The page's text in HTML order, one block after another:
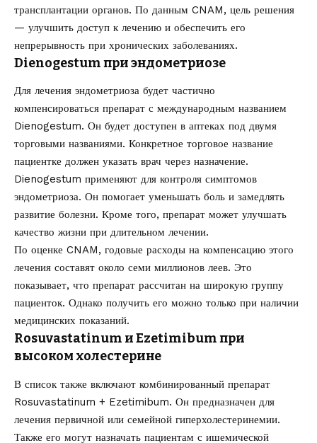
трансплантации органов. По данным CNAM, цель решения
— улучшить доступ к лечению и обеспечить его
непрерывность при хронических заболеваниях.
Dienogestum при эндометриозе
Для лечения эндометриоза будет частично
компенсироваться препарат с международным названием
Dienogestum. Он будет доступен в аптеках под двумя
торговыми названиями. Конкретное торговое название
пациентке должен указать врач через назначение.
Dienogestum применяют для контроля симптомов
эндометриоза. Он помогает уменьшать боль и замедлять
развитие болезни. Кроме того, препарат может улучшать
качество жизни при длительном лечении.
По оценке CNAM, годовые расходы на компенсацию этого
лечения составят около семи миллионов леев. Это
показывает, что препарат рассчитан на широкую группу
пациенток. Однако получить его можно только при наличии
медицинских показаний.
Rosuvastatinum и Ezetimibum при
высоком холестерине
В список также включают комбинированный препарат
Rosuvastatinum + Ezetimibum. Он предназначен для
лечения первичной или семейной гиперхолестеринемии.
Также его могут назначать пациентам с ишемической